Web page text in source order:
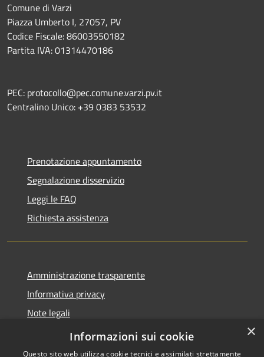
Comune di Varzi
Piazza Umberto I, 27057, PV
Codice Fiscale: 86003550182
Partita IVA: 01314470186
PEC: protocollo@pec.comune.varzi.pv.it
Centralino Unico: +39 0383 53532
Prenotazione appuntamento
Segnalazione disservizio
Leggi le FAQ
Richiesta assistenza
Amministrazione trasparente
Informativa privacy
Note legali
Dichiarazione di accessibilità
×
Informazioni sui cookie
Questo sito web utilizza cookie tecnici e assimilati strettamente